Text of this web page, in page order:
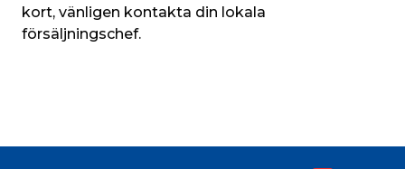
kort, vänligen kontakta din lokala
försäljningschef.